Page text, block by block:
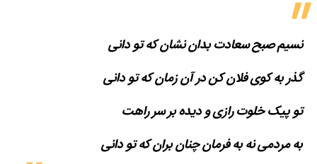
نسیم صبح سعادت بدان نشان که تو دانی
گذر به کوی فلان کن در آن زمان که تو دانی
تو پیک خلوت رازی و دیده بر سر راهت
به مردمی نه به فرمان چنان بران که تو دانی